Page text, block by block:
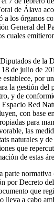
de Álava
los órganos
General del
cuales
de la
de julio de
por
la gestión del
y de
Red
con base
para
las
naturales y
que
de estas
parte normativa
por Decreto
que
lleva a cabo